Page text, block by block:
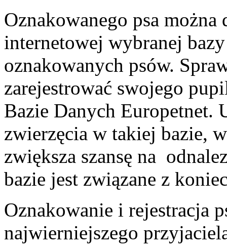
Oznakowanego psa
internetowej wybranej
oznakowanych psów.
zarejestrować swojego
Bazie Danych Europetnet.
zwierzęcia w takiej bazie,
zwiększa szansę na
bazie jest związane z
Oznakowanie i rejestracja
najwierniejszego